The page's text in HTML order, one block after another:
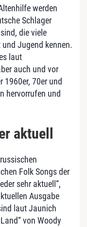
werden
Schlager
die viele
Jugend kennen.
laut
auch und vor
1960er, 70er und
hervorrufen und
aktuell
Folk Songs der
sehr aktuell“,
Ausgabe
laut Jaunich
von Woody